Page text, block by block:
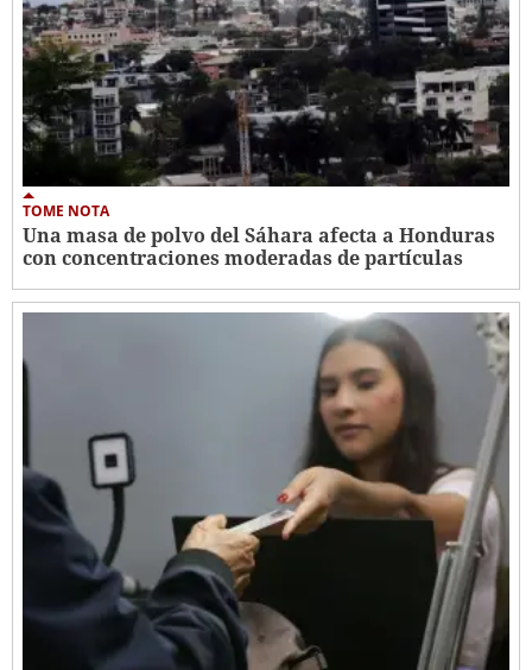
TOME NOTA
Una masa de polvo del Sáhara afecta a Honduras
con concentraciones moderadas de partículas